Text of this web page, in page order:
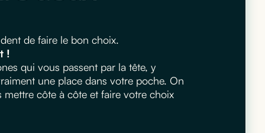
de faire le bon choix.
!
qui vous passent par la tête, y
une place dans votre poche. On
côte à côte et faire votre choix